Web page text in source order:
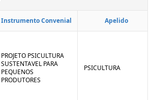
Instrumento Convenial Apelido
PROJETO PSICULTURA
SUSTENTAVEL PARA
PEQUENOS
PRODUTORES
PSICULTURA